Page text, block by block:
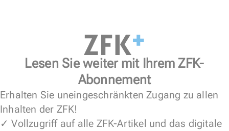
Lesen Sie weiter mit Ihrem ZFK-
Abonnement
Erhalten Sie uneingeschränkten Zugang zu allen
Inhalten der ZFK!
✓ Vollzugriff auf alle ZFK-Artikel und das digitale